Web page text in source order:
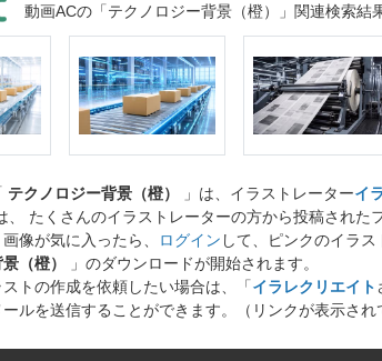
動画ACの「テクノロジー背景（橙）」関連検索結
テクノロジー背景（橙） 」は、イラストレーターイ
、 たくさんのイラストレーターの方から投稿され
像が気に入ったら、
ログイン して、ピンクのイラス
（橙）
」のダウンロードが開始されます。
トの作成を依頼したい場合は、「イラレクリエイト
ルを送信することができます。（リンクが表示さ